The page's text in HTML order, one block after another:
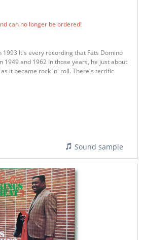
can no longer be ordered!
1993 It's every recording that Fats Domino
1949 and 1962 In those years, he just about
it became rock 'n' roll. There's terrific
Sound sample